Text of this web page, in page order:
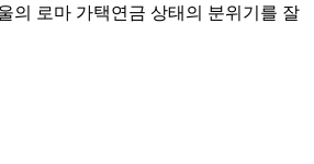
의 로마 가택연금 상태의 분위기를 잘